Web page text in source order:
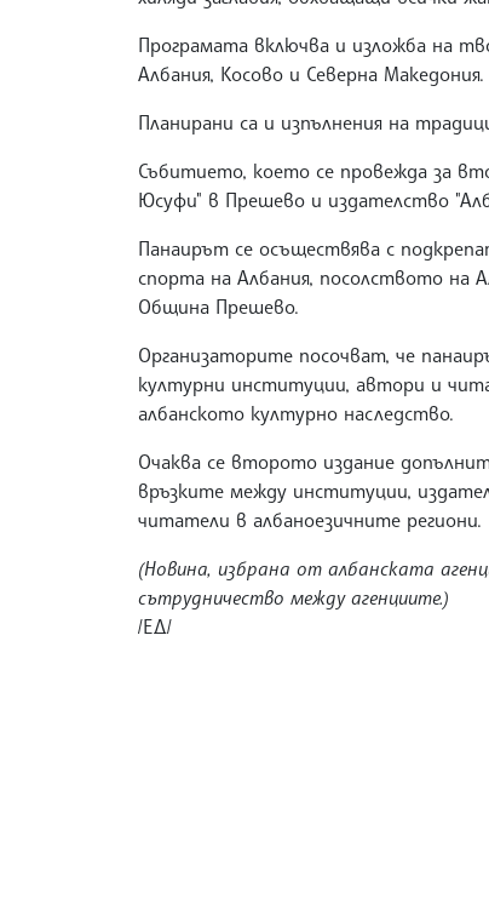
Програмата включва и изложба на
Албания, Косово и Северна Македония.
Планирани са и изпълнения на
Събитието, което се провежда за
Юсуфи" в Прешево и издателство
Панаирът се осъществява с
спорта на Албания, посолството на
Община Прешево.
Организаторите посочват, че
културни институции, автори и
албанското културно наследство.
Очаква се второто издание
връзките между институции,
читатели в албаноезичните региони.
(Новина, избрана от албанската
сътрудничество между агенциите.)
/ЕД/